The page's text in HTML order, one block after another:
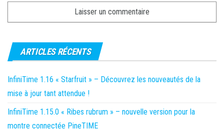
ARTICLES RÉCENTS
InfiniTime 1.16 « Starfruit » – Découvrez les nouveautés de la
mise à jour tant attendue !
InfiniTime 1.15.0 « Ribes rubrum » – nouvelle version pour la
montre connectée PineTIME